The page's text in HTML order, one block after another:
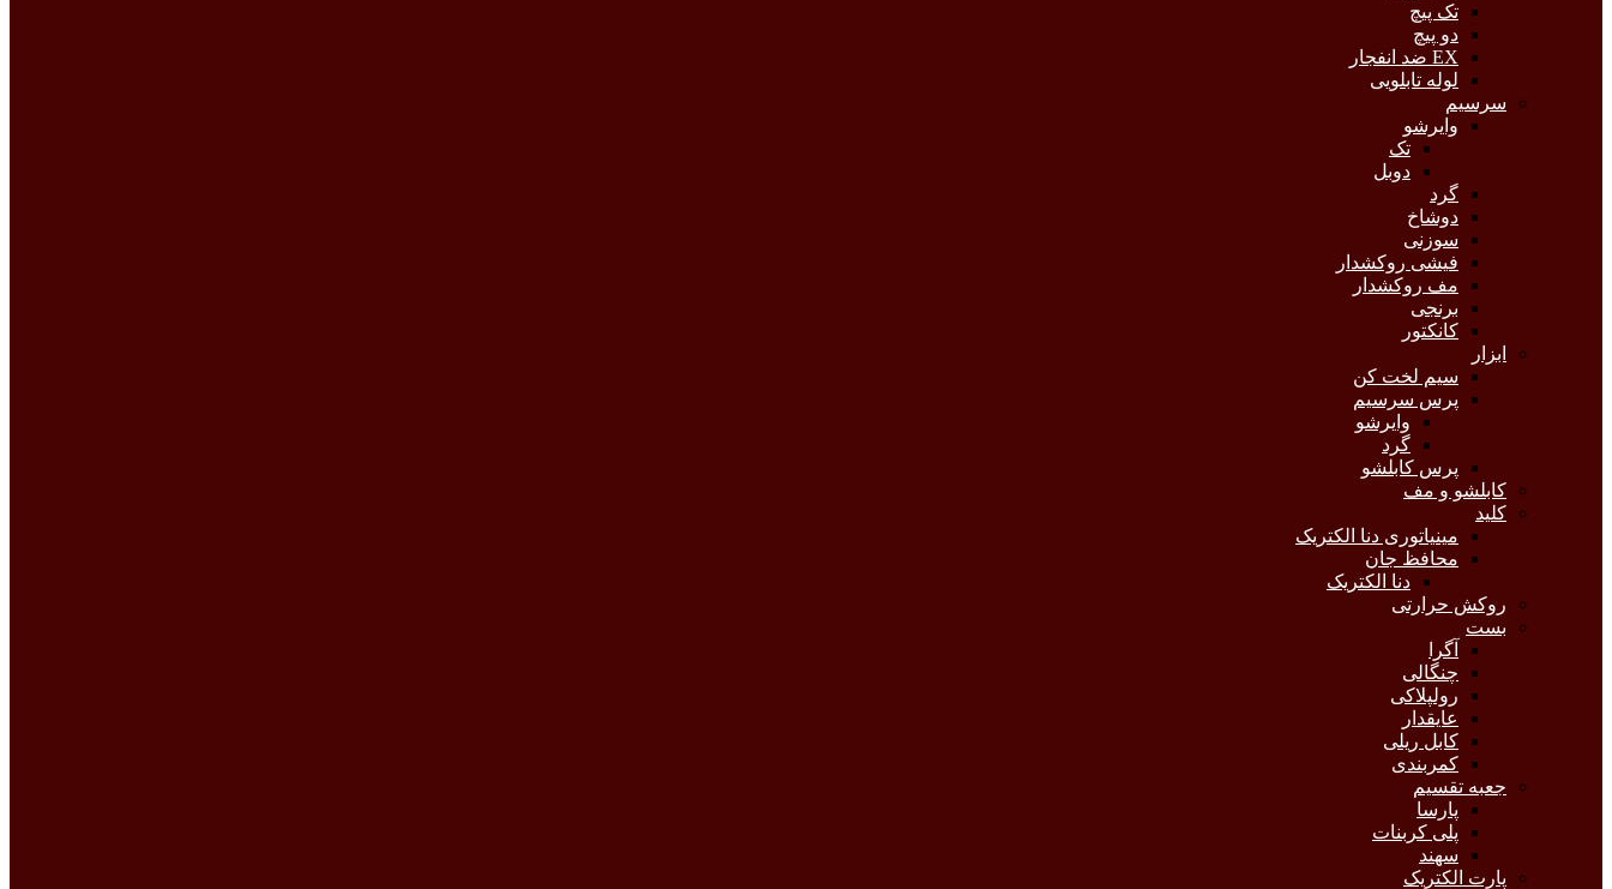
تک پیچ
دو پیچ
EX ضد انفجار
لوله تابلویی
سرسیم
وایرشو
تک
دوبل
گرد
دوشاخ
سوزنی
فیشی روکشدار
مف روکشدار
برنجی
کانکتور
ابزار
سیم لخت کن
پرس سرسیم
وایرشو
گرد
پرس کابلشو
کابلشو و مف
کلید
مینیاتوری دنا الکتریک
محافظ جان
دنا الکتریک
روکش حرارتی
بست
آگرا
چنگالی
رولپلاکی
عایقدار
کابل ریلی
کمربندی
جعبه تقسیم
پارسا
پلی کربنات
سهند
پارت الکتریک